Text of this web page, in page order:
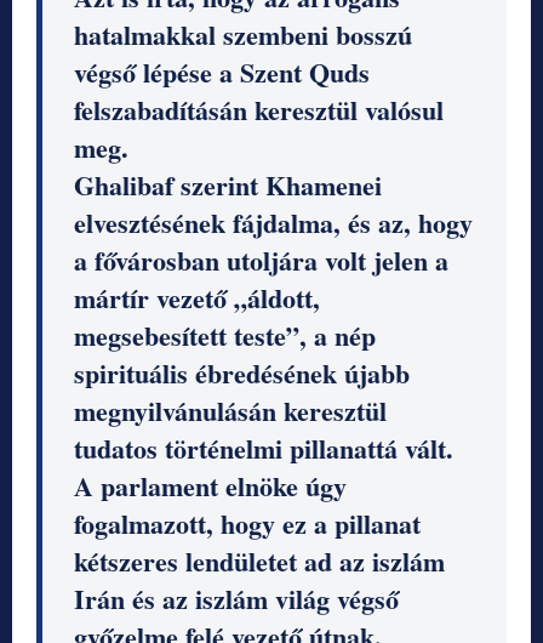
hatalmakkal szembeni bosszú
végső lépése a Szent Quds
felszabadításán keresztül valósul
meg.
Ghalibaf szerint Khamenei
elvesztésének fájdalma, és az, hogy
a fővárosban utoljára volt jelen a
mártír vezető „áldott,
megsebesített teste”, a nép
spirituális ébredésének újabb
megnyilvánulásán keresztül
tudatos történelmi pillanattá vált.
A parlament elnöke úgy
fogalmazott, hogy ez a pillanat
kétszeres lendületet ad az iszlám
Irán és az iszlám világ végső